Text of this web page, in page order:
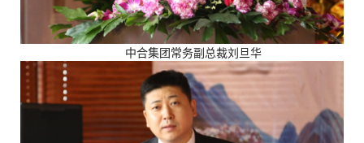
中合集团常务副总裁刘旦华